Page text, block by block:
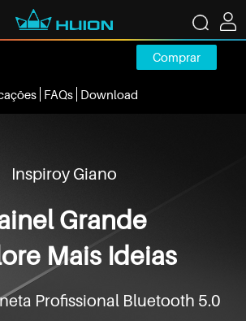
Comprar
FAQs Download
Inspiroy Giano
Grande
Mais Ideias
Profissional Bluetooth 5.0